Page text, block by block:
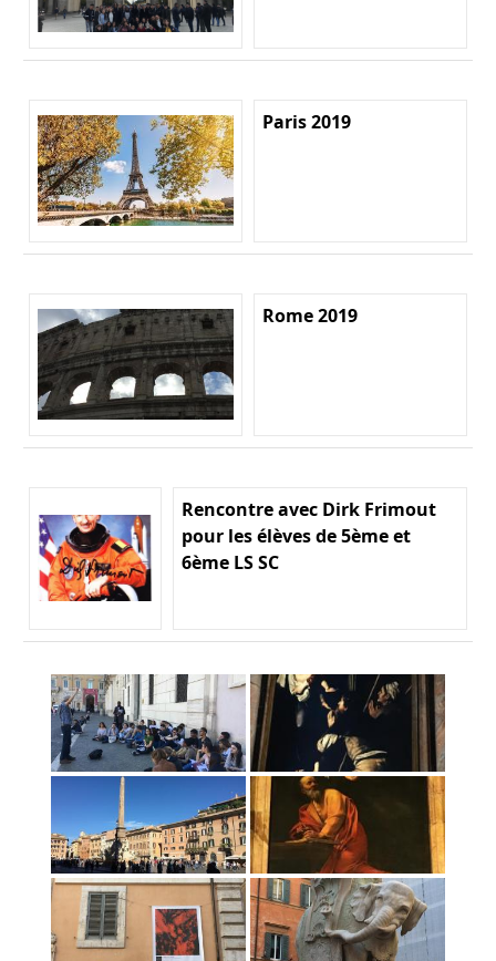
Paris 2019
Rome 2019
Rencontre avec Dirk Frimout
pour les élèves de 5ème et
6ème LS SC